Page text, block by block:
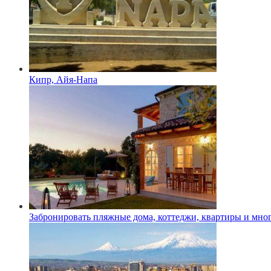
Кипр, Айя-Напа
Забронировать пляжные дома, коттеджи, квартиры и